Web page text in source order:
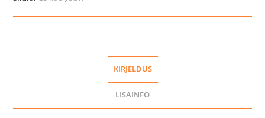
KIRJELDUS
LISAINFO